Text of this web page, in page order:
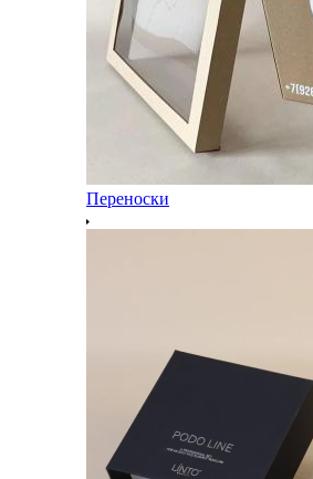
Переноски